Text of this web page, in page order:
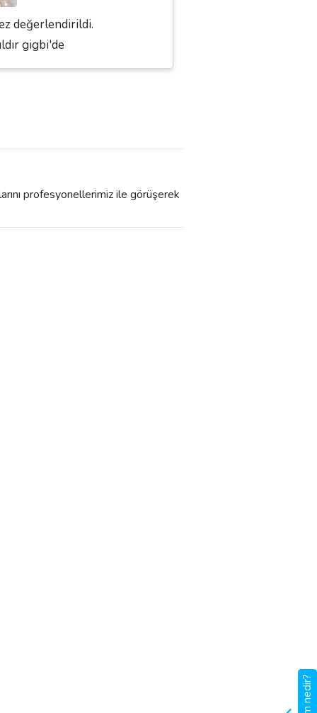
değerlendirildi.
gigbi'de
profesyonellerimiz ile görüşerek